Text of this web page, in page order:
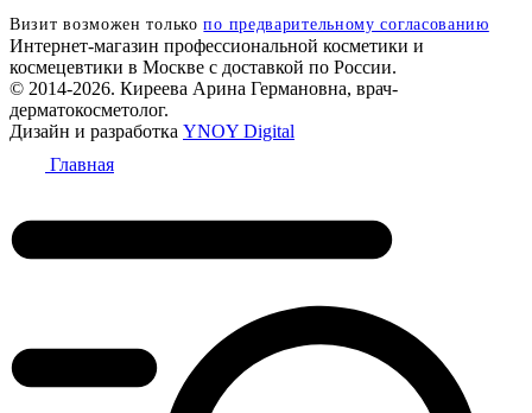
Визит возможен толькопо предварительному согласованию
Интернет-магазин профессиональной косметики и
космецевтики в Москве с доставкой по России.
© 2014-2026. Киреева Арина Германовна, врач-
дерматокосметолог.
Дизайн и разработка YNOY Digital
Главная